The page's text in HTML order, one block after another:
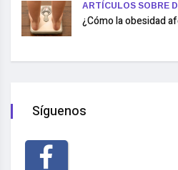
ARTÍCULOS SOBRE
¿Cómo la obesidad
Síguenos